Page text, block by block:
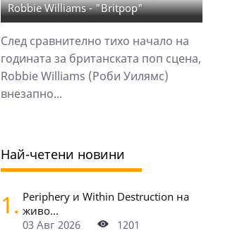
Robbie Williams - "Britpop"
След сравнително тихо начало на
годината за британската поп сцена,
Robbie Williams (Роби Уилямс)
внезапно...
Най-четени новини
1. Periphery и Within Destruction на
живо...
03 Авг 2026
1201